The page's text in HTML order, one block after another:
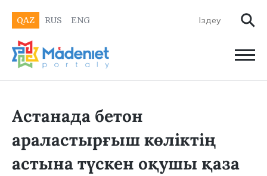
QAZ RUS ENG
Астанада бетон
араластырғыш көліктің
астына түскен оқушы қаза